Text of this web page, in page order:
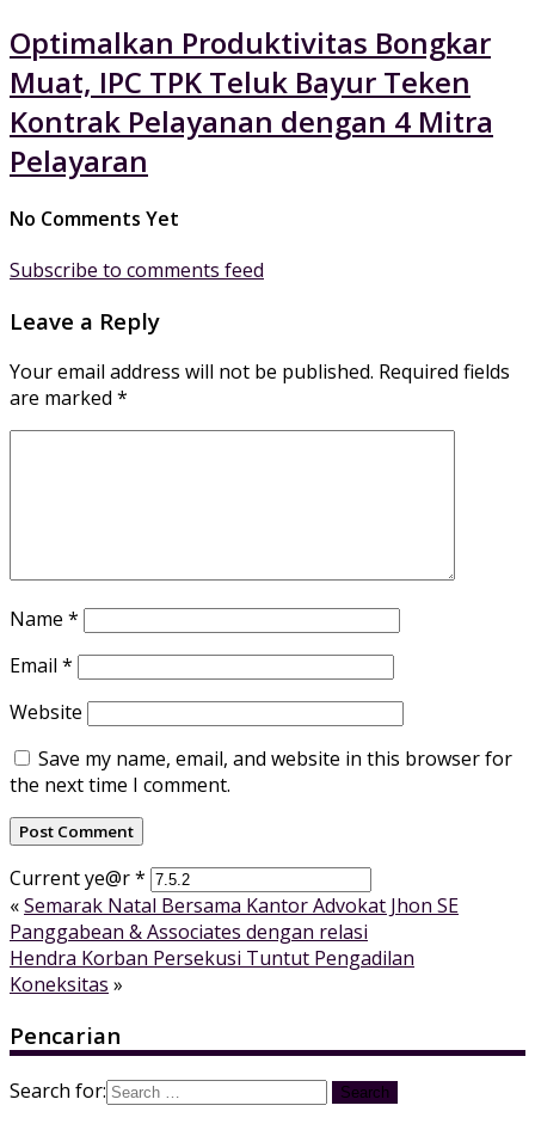
Optimalkan Produktivitas Bongkar
Muat, IPC TPK Teluk Bayur Teken
Kontrak Pelayanan dengan 4 Mitra
Pelayaran
No Comments Yet
Subscribe to comments feed
Leave a Reply
Your email address will not be published. Required fields
are marked *
Name *
Email *
Website
Save my name, email, and website in this browser for
the next time I comment.
Current ye@r*
«Semarak Natal Bersama Kantor Advokat Jhon SE
Panggabean & Associates dengan relasi
Hendra Korban Persekusi Tuntut Pengadilan
Koneksitas »
Pencarian
Search for: